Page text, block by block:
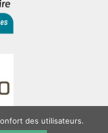
des utilisateurs.